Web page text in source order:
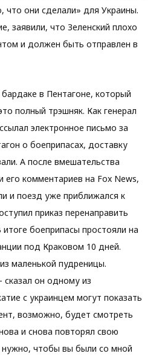
что они сделали» для Украины.
заявили, что Зеленский плохо
и должен быть отправлен в
в Пентагоне, который
полный трэшняк. Как генерал
электронное письмо за
о боеприпасах, доставку
А после вмешательства
его комментариев на Fox News,
и поезд уже приближался к
приказ перенаправить
боеприпасы простояли на
под Краковом 10 дней.
маленькой пудреницы.
он одному из
с украинцем могут показать
возможно, будет смотреть
и снова повторял свою
чтобы вы были со мной